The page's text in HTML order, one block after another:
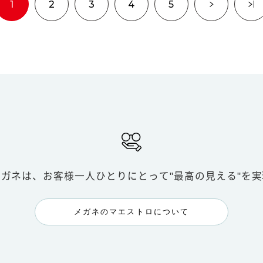
1 2 3 4 5
ネは、お客様一人ひとりにとって"最高の見える"を実
メガネのマエストロについて